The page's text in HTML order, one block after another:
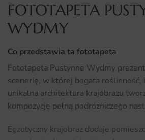
FOTOTAPETA
WYDMY
Co przedstawia ta fototapeta
Fototapeta Pustynne Wydmy
scenerię, w której bogata
unikalna architektura krajobrazu
kompozycję pełną podróżniczego
Egzotyczny krajobraz dodaje